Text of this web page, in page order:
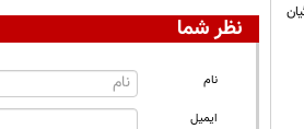
نظر شما
نام
ایمیل